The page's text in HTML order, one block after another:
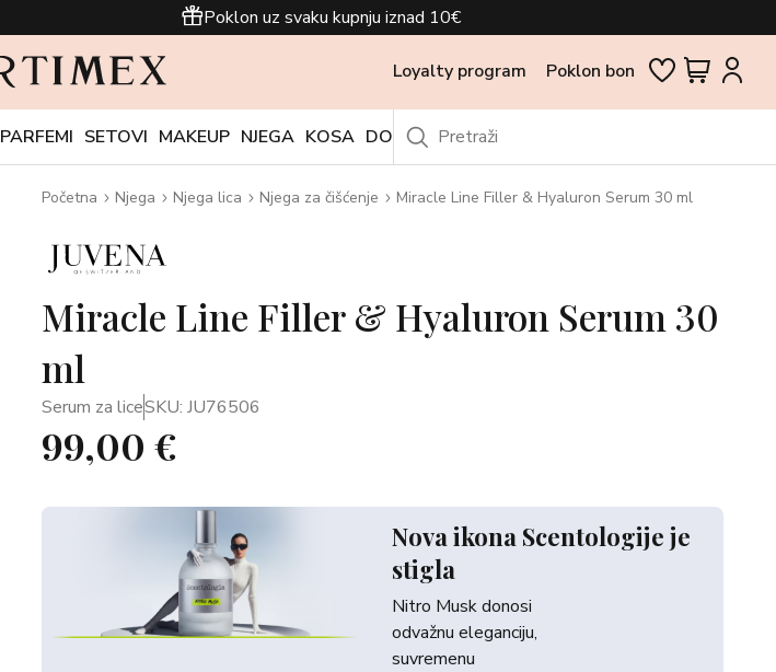
Poklon uz svaku kupnju iznad 10€
Loyalty program Poklon bon
PARFEMI SETOVI MAKEUP NJEGA KOSA DODACI OUTLET
Početna Njega Njega lica Njega za čišćenje Miracle Line Filler & Hyaluron Serum 30 ml
Miracle Line Filler & Hyaluron Serum 30
ml
Serum za liceSKU: JU76506
99,00 €
Nova ikona Scentologije je
stigla
Nitro Musk donosi
odvažnu eleganciju,
suvremenu